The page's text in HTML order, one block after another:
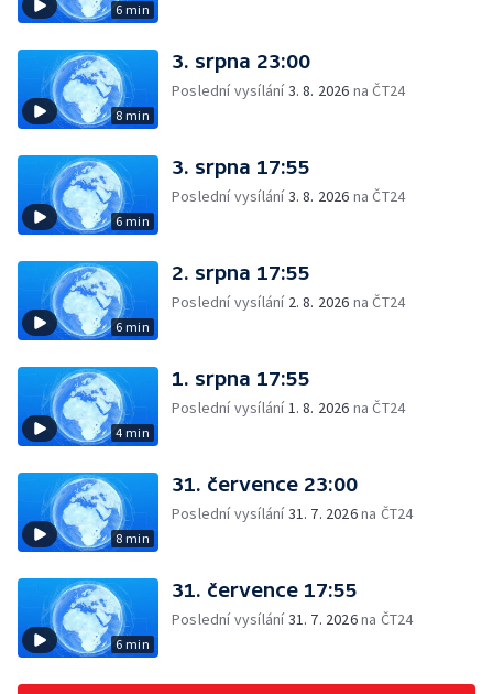
6 min
8 min
3. srpna 23:00
Poslední vysílání3. 8. 2026 na ČT24
6 min
3. srpna 17:55
Poslední vysílání3. 8. 2026 na ČT24
6 min
2. srpna 17:55
Poslední vysílání 2. 8. 2026 na ČT24
4 min
1. srpna 17:55
Poslední vysílání1. 8. 2026 na ČT24
8 min
31. července 23:00
Poslední vysílání31. 7. 2026na ČT24
6 min
31. července 17:55
Poslední vysílání31. 7. 2026na ČT24